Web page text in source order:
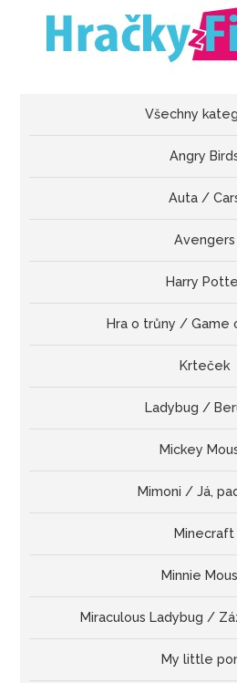
Všechny
Angry
Auta /
Avengers
Harry
Hra o trůny / Game
Krteček
Ladybug /
Mickey
Mimoni / Já,
Minecraft
Minnie
Miraculous Ladybug /
My little